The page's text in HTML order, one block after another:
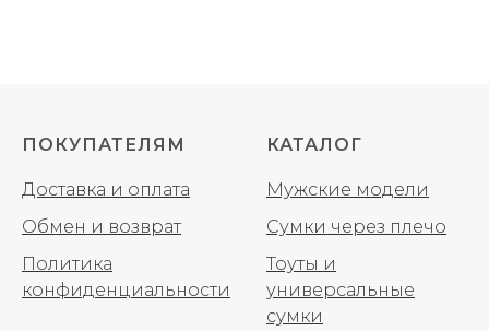
ПОКУПАТЕЛЯМ
Доставка и оплата
Обмен и возврат
Политика
конфиденциальности
КАТАЛОГ
Мужские модели
Сумки через плечо
Тоуты и
универсальные
сумки